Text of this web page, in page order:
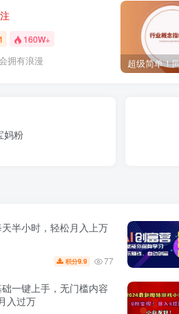
160W+
拥有浪漫
妈粉
半小时，轻松月入上万
积分9.9 77
一键上手，无门槛内容
入过万